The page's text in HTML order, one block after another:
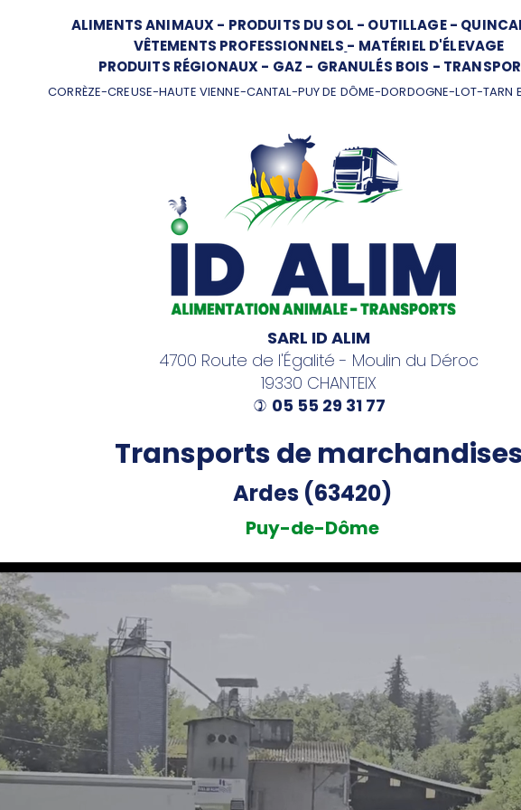
ALIMENTS ANIMAUX- PRODUITS DU SOL - OUTILLAGE-
VÊTEMENTS PROFESSIONNELS - MATÉRIEL D'ÉLEVAGE
PRODUITS RÉGIONAUX- GAZ - GRANULÉS BOIS -
CORRÈZE-CREUSE-HAUTE VIENNE-CANTAL-PUY DE DÔME-DORDOGNE-LOT-TARN
SARL ID ALIM
4700 Route de l'Égalité - Moulin du Déroc
19330 CHANTEIX
) 05 55 29 31 77
Transports de
Ardes (63420)
Puy-de-Dôme